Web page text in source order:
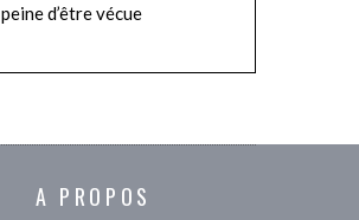
peine d’être vécue
A PROPOS